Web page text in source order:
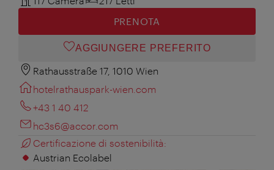
PRENOTA
AGGIUNGERE PREFERITO
Rathausstraße 17, 1010 Wien
hotelrathauspark-wien.com
+43 1 40 412
hc3s6@accor.com
Certificazione di sostenibilità:
Austrian Ecolabel